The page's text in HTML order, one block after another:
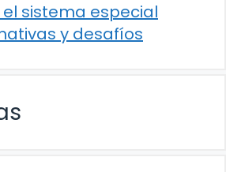
sistema especial
y desafíos